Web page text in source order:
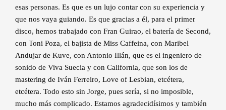
esas personas. Es que es un lujo contar con su experiencia y
que nos vaya guiando. Es que gracias a él, para el primer
disco, hemos trabajado con Fran Guirao, el batería de Second,
con Toni Poza, el bajista de Miss Caffeina, con Maribel
Andujar de Kuve, con Antonio Illán, que es el ingeniero de
sonido de Viva Suecia y con California, que son los de
mastering de Iván Ferreiro, Love of Lesbian, etcétera,
etcétera. Todo esto sin Jorge, pues sería, si no imposible,
mucho más complicado. Estamos agradecidísimos y también